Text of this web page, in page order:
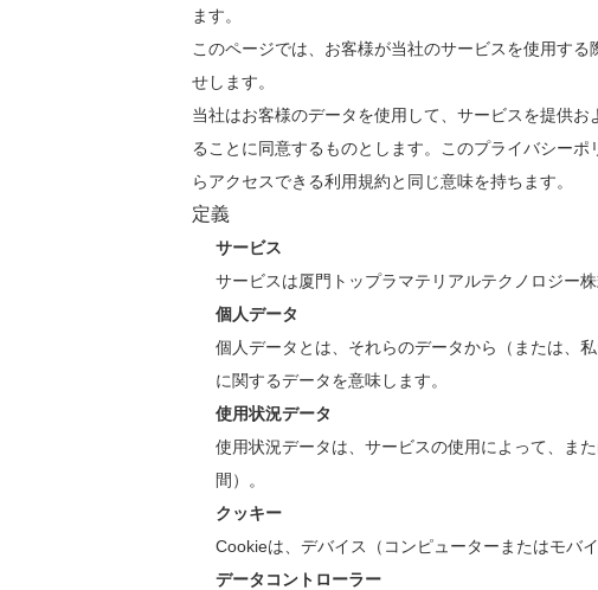
ます。
このページでは、お客様が当社のサービスを使用す
せします。
当社はお客様のデータを使用して、サービスを提供
ることに同意するものとします。このプライバシー
らアクセスできる利用規約と同じ意味を持ちます。
定義
サービス
サービスは厦門トップラマテリアルテクノロジー
個人データ
個人データとは、それらのデータから（または、
に関するデータを意味します。
使用状況データ
使用状況データは、サービスの使用によって、ま
間）。
クッキー
Cookieは、デバイス（コンピューターまたはモバ
データコントローラー